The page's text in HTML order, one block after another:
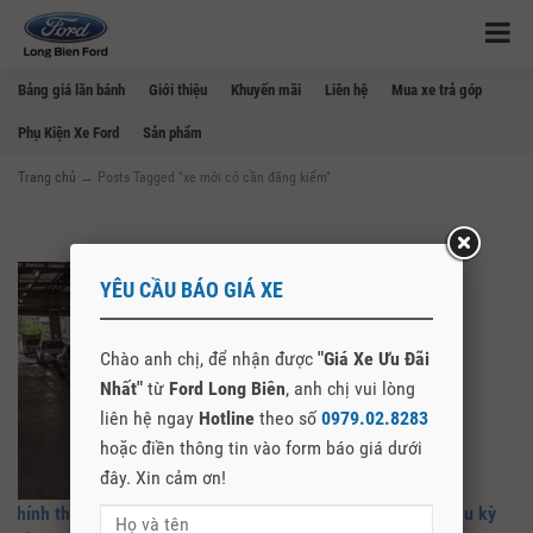
Bảng giá lăn bánh Giới thiệu Khuyến mãi Liên hệ Mua xe trả góp
Phụ Kiện Xe Ford Sản phẩm
Trang chủ → Posts Tagged "xe mới có cần đăng kiểm"
Chính thức miễn đăng kiểm lần đầu với ô tô mới, kéo dài chu kỳ
YÊU CẦU BÁO GIÁ XE
Chào anh chị, để nhận được "Giá Xe Ưu Đãi
Nhất" từ Ford Long Biên, anh chị vui lòng
liên hệ ngay Hotline theo số 0979.02.8283
hoặc điền thông tin vào form báo giá dưới
đây. Xin cảm ơn!